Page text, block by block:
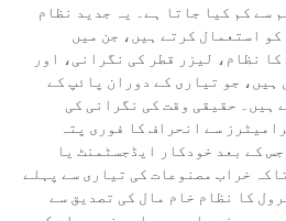
سے کم کیا جاتا ہے۔ یہ جدید نظام
استعمال کرتے ہیں، جن میں
نظام، لیزر قطر کی نگرانی، اور
جو تیاری کے دوران پائپ کے
ہیں۔ حقیقی وقت کی نگرانی کی
سے انحراف کا فوری پتہ
کے بعد خودکار ایڈجسٹمنٹ یا
خراب مصنوعات کی تیاری سے پہلے
کا نظام خام مال کی تصدیق سے